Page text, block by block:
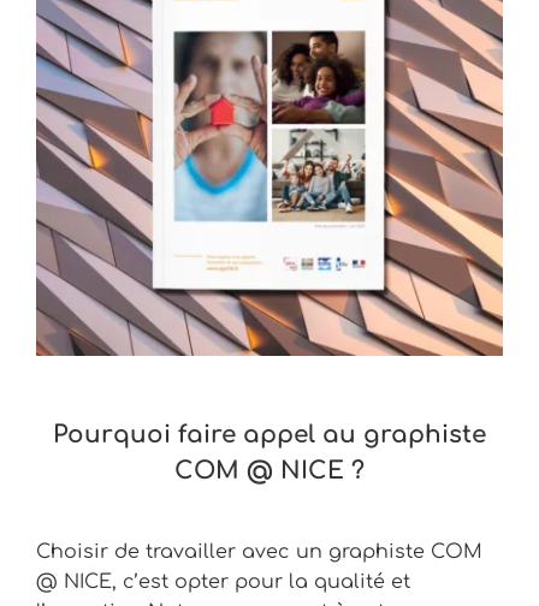
Pourquoi faire appel au graphiste
COM @ NICE ?
Choisir de travailler avec un graphiste COM
@ NICE, c’est opter pour la qualité et